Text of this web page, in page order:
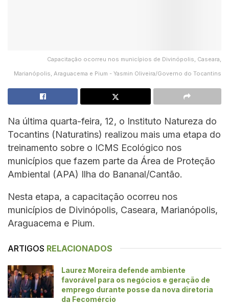
Capacitação ocorreu nos municípios de Divinópolis, Caseara,
Marianópolis, Araguacema e Pium - Yasmin Oliveira/Governo do Tocantins
Na última quarta-feira, 12, o Instituto Natureza do
Tocantins (Naturatins) realizou mais uma etapa do
treinamento sobre o ICMS Ecológico nos
municípios que fazem parte da Área de Proteção
Ambiental (APA) Ilha do Bananal/Cantão.
Nesta etapa, a capacitação ocorreu nos
municípios de Divinópolis, Caseara, Marianópolis,
Araguacema e Pium.
ARTIGOS RELACIONADOS
Laurez Moreira defende ambiente
favorável para os negócios e geração de
emprego durante posse da nova diretoria
da Fecomércio